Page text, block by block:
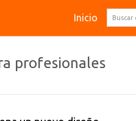
Inicio
profesionales